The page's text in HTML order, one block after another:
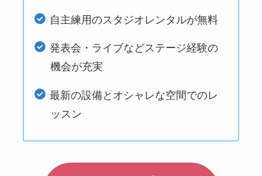
自主練用のスタジオレンタルが無料
発表会・ライブなどステージ経験の
機会が充実
最新の設備とオシャレな空間でのレ
ッスン